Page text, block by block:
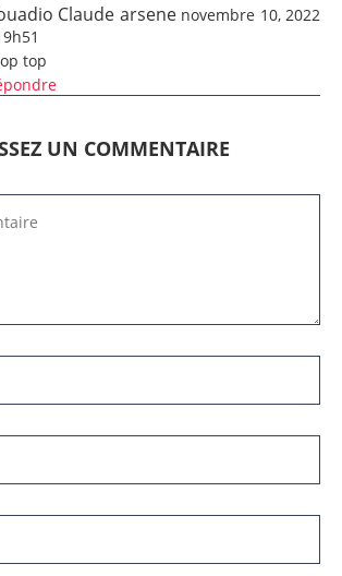
Claude arsene novembre 10, 2022
top
UN COMMENTAIRE